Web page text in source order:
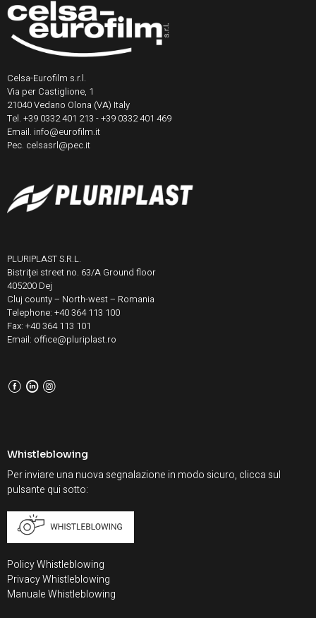
Celsa-Eurofilm s.r.l.
Via per Castiglione, 1
21040 Vedano Olona (VA) Italy
Tel. +39 0332 401 213 - +39 0332 401 469
Email. info@eurofilm.it
Pec. celsasrl@pec.it
PLURIPLAST S.R.L.
Bistriţei street no. 63/A Ground floor
405200 Dej
Cluj county – North-west – Romania
Telephone: +40 364 113 100
Fax: +40 364 113 101
Email: office@pluriplast.ro
F L I
Whistleblowing
Per inviare una nuova segnalazione in modo sicuro, clicca sul
pulsante qui sotto:
Policy Whistleblowing
Privacy Whistleblowing
Manuale Whistleblowing